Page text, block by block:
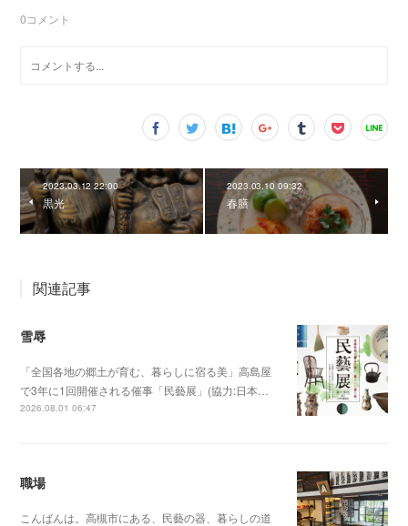
0コメント
2023.03.12 22:00
黒光
2023.03.10 09:32
春膳
関連記事
雪辱
「全国各地の郷土が育む、暮らしに宿る美」高島屋
で3年に1回開催される催事「民藝展」(協力:日本…
2026.08.01 06:47
職場
こんばんは。高槻市にある、民藝の器、暮らしの道